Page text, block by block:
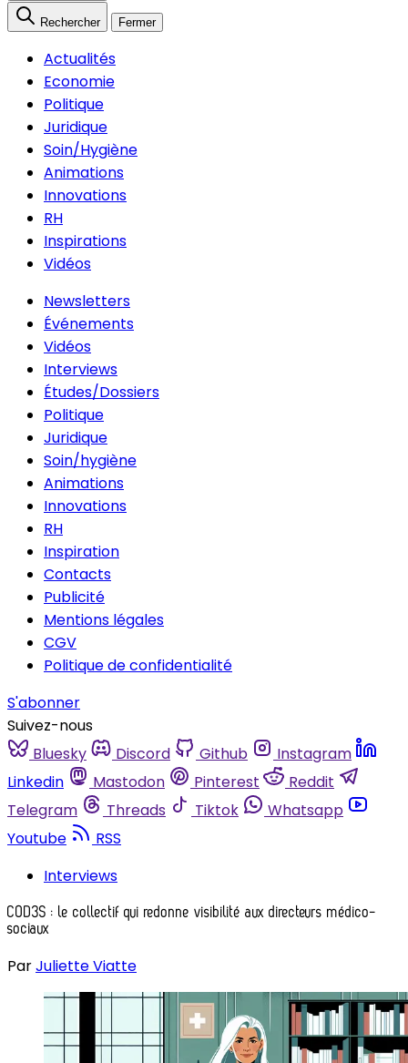
Rechercher Fermer
Actualités
Economie
Politique
Juridique
Soin/Hygiène
Animations
Innovations
RH
Inspirations
Vidéos
Newsletters
Événements
Vidéos
Interviews
Études/Dossiers
Politique
Juridique
Soin/hygiène
Animations
Innovations
RH
Inspiration
Contacts
Publicité
Mentions légales
CGV
Politique de confidentialité
S'abonner
Suivez-nous
Bluesky
Discord Github
Instagram
Linkedin
Mastodon Pinterest
Reddit
Telegram
Threads Tiktok
Whatsapp
Youtube
RSS
Interviews
COD3S : le collectif qui redonne visibilité aux directeurs médico-
sociaux
ParJuliette Viatte